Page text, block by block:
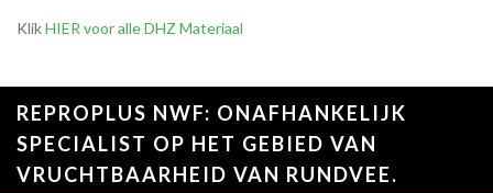
KlikHIER voor alle DHZ Materiaal
REPROPLUS NWF: ONAFHANKELIJK
SPECIALIST OP HET GEBIED VAN
VRUCHTBAARHEID VAN RUNDVEE.